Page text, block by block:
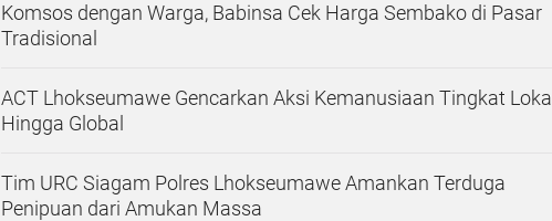
Komsos dengan Warga, Babinsa Cek Harga Sembako di Pasar
Tradisional
ACT Lhokseumawe Gencarkan Aksi Kemanusiaan Tingkat Lokal
Hingga Global
Tim URC Siagam Polres Lhokseumawe Amankan Terduga
Penipuan dari Amukan Massa